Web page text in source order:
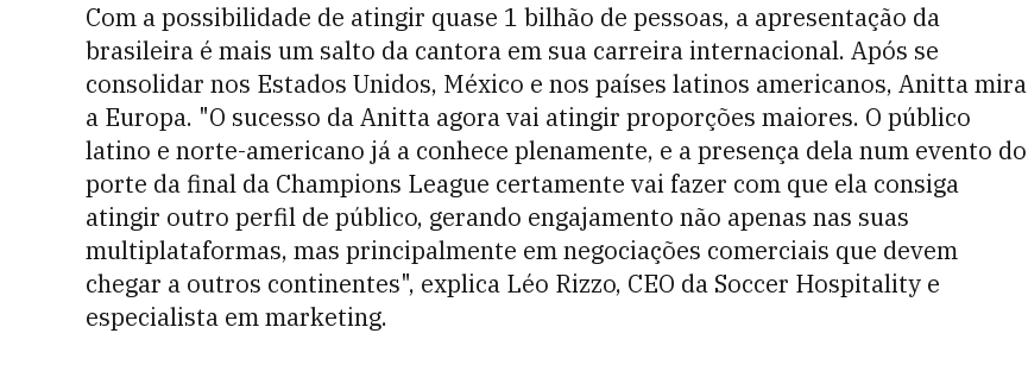
Com a possibilidade de atingir quase 1 bilhão de pessoas, a apresentação da
brasileira é mais um salto da cantora em sua carreira internacional. Após se
consolidar nos Estados Unidos, México e nos países latinos americanos, Anitta mira
a Europa. "O sucesso da Anitta agora vai atingir proporções maiores. O público
latino e norte-americano já a conhece plenamente, e a presença dela num evento do
porte da final da Champions League certamente vai fazer com que ela consiga
atingir outro perfil de público, gerando engajamento não apenas nas suas
multiplataformas, mas principalmente em negociações comerciais que devem
chegar a outros continentes", explica Léo Rizzo, CEO da Soccer Hospitality e
especialista em marketing.